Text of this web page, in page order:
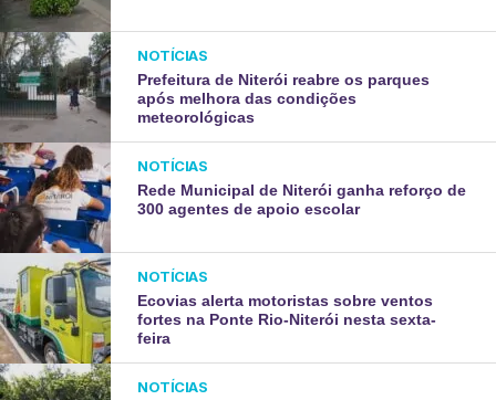
NOTÍCIAS
Prefeitura de Niterói reabre os parques
após melhora das condições
meteorológicas
NOTÍCIAS
Rede Municipal de Niterói ganha reforço de
300 agentes de apoio escolar
NOTÍCIAS
Ecovias alerta motoristas sobre ventos
fortes na Ponte Rio-Niterói nesta sexta-
feira
NOTÍCIAS